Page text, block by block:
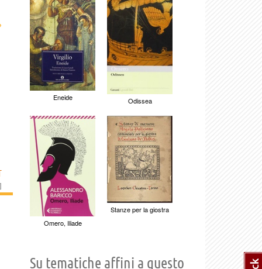
]
Eneide Odissea
Omero, Iliade
Stanze per la giostra
Su tematiche affini a questo